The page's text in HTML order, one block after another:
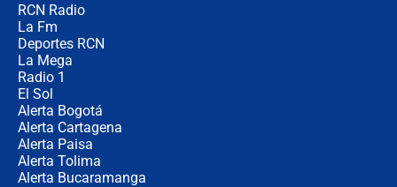
RCN Radio
La Fm
Deportes RCN
La Mega
Radio 1
El Sol
Alerta Bogotá
Alerta Cartagena
Alerta Paisa
Alerta Tolima
Alerta Bucaramanga